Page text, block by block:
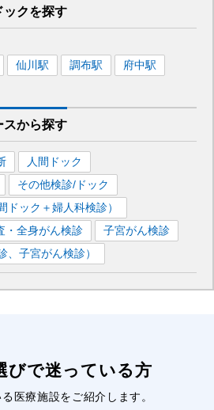
ックを探す
仙川駅 調布駅 府中駅
スから探す
人間ドック
その他検診/ドック
ドック＋婦人科検診）
・全身がん検診
子宮がん検診
、子宮がん検診）
びで迷っている方
医療施設をご紹介します。